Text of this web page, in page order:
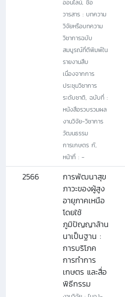
ออนไลน์, ชื่อ
วารสาร : บทความ
วิจัยหรือบทความ
วิชาการฉบับ
สมบูรณ์ที่ตีพิมพ์ใน
รายงานสืบ
เนื่องจากการ
ประชุมวิชาการ
ระดับชาติ, ฉบับที่ :
หนังสือรวบรวมผล
งานวิจัย-วิชาการ
วัฒนธรรม
การเกษตร กั,
หน้าที่ : -
2566
การพัฒนาสุข
ภาวะของผู้สูง
อายุภาคเหนือ
โดยใช้
ภูมิปัญญาล้าน
นาเป็นฐาน :
การบริโภค
การทำการ
เกษตร และสื่อ
พิธีกรรม